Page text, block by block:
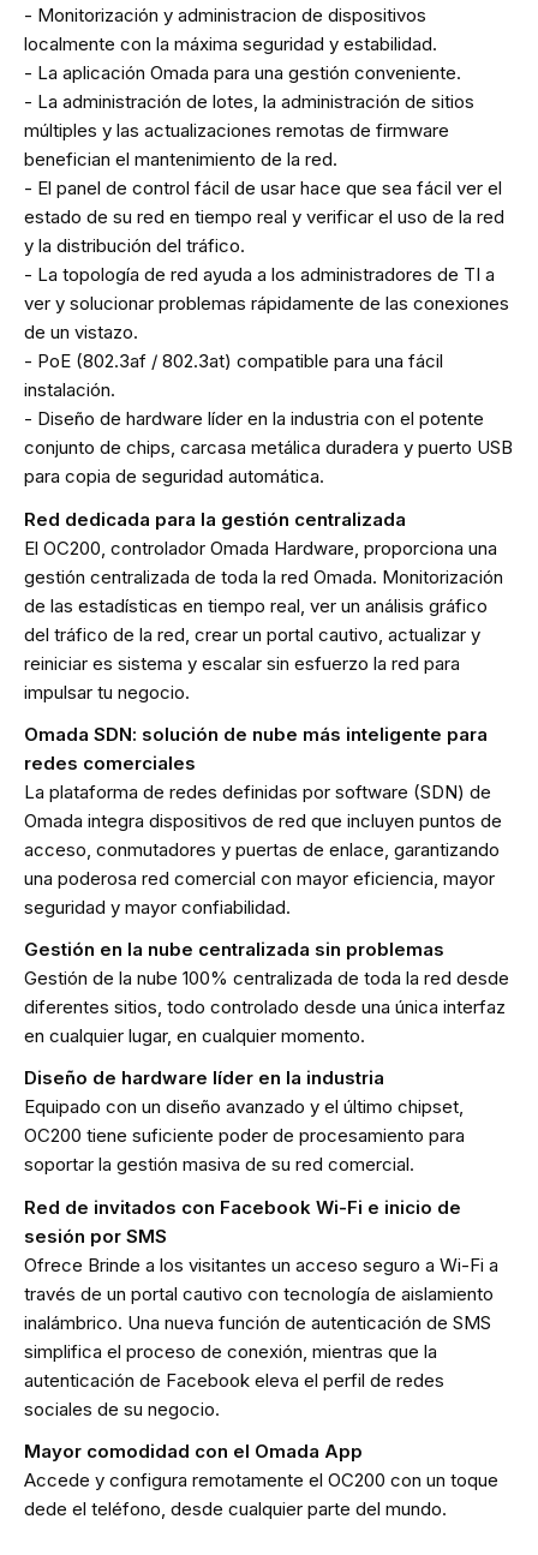
- Monitorización y administracion de dispositivos
localmente con la máxima seguridad y estabilidad.
- La aplicación Omada para una gestión conveniente.
- La administración de lotes, la administración de sitios
múltiples y las actualizaciones remotas de firmware
benefician el mantenimiento de la red.
- El panel de control fácil de usar hace que sea fácil ver el
estado de su red en tiempo real y verificar el uso de la red
y la distribución del tráfico.
- La topología de red ayuda a los administradores de TI a
ver y solucionar problemas rápidamente de las conexiones
de un vistazo.
- PoE (802.3af / 802.3at) compatible para una fácil
instalación.
- Diseño de hardware líder en la industria con el potente
conjunto de chips, carcasa metálica duradera y puerto USB
para copia de seguridad automática.
Red dedicada para la gestión centralizada
El OC200, controlador Omada Hardware, proporciona una
gestión centralizada de toda la red Omada. Monitorización
de las estadísticas en tiempo real, ver un análisis gráfico
del tráfico de la red, crear un portal cautivo, actualizar y
reiniciar es sistema y escalar sin esfuerzo la red para
impulsar tu negocio.
Omada SDN: solución de nube más inteligente para
redes comerciales
La plataforma de redes definidas por software (SDN) de
Omada integra dispositivos de red que incluyen puntos de
acceso, conmutadores y puertas de enlace, garantizando
una poderosa red comercial con mayor eficiencia, mayor
seguridad y mayor confiabilidad.
Gestión en la nube centralizada sin problemas
Gestión de la nube 100% centralizada de toda la red desde
diferentes sitios, todo controlado desde una única interfaz
en cualquier lugar, en cualquier momento.
Diseño de hardware líder en la industria
Equipado con un diseño avanzado y el último chipset,
OC200 tiene suficiente poder de procesamiento para
soportar la gestión masiva de su red comercial.
Red de invitados con Facebook Wi-Fi e inicio de
sesión por SMS
Ofrece Brinde a los visitantes un acceso seguro a Wi-Fi a
través de un portal cautivo con tecnología de aislamiento
inalámbrico. Una nueva función de autenticación de SMS
simplifica el proceso de conexión, mientras que la
autenticación de Facebook eleva el perfil de redes
sociales de su negocio.
Mayor comodidad con el Omada App
Accede y configura remotamente el OC200 con un toque
dede el teléfono, desde cualquier parte del mundo.